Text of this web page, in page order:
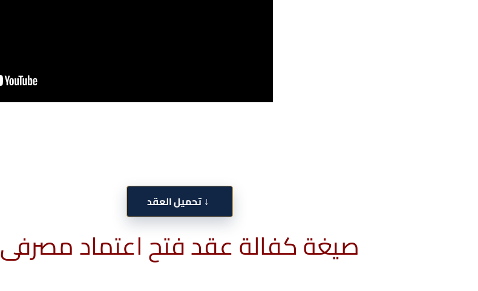
↓ تحميل العقد
صيغة كفالة عقد فتح اعتماد مصرفى